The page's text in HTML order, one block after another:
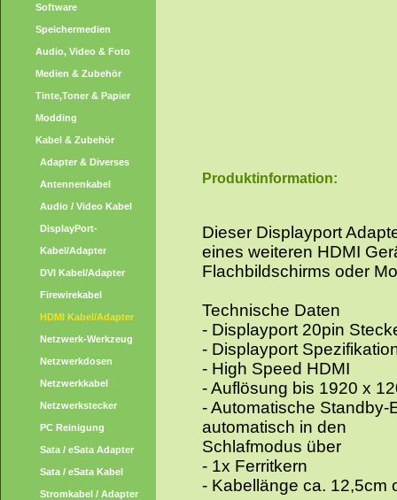
Software
Speichermedien
Audio, Video & Foto
Medien & Zubehör
Tinte,Toner & Papier
Modding
Kabel & Zubehör
Adapter & Diverses
Antennenkabel
Audio / Video Kabel
DisplayPort-
Kabel/Adapter
DVI Kabel/Adapter
Firewirekabel
HDMI Kabel/Adapter
Netzwerk-Werkzeug
Netzwerkdosen
Netzwerkkabel
Netzwerkstecker
PC Reinigung
Sata / eSata Adapter
Sata / eSata Kabel
Stromkabel / Adapter
Produktinformation:
Dieser Displayport
eines weiteren HDMI
Flachbildschirms oder
Technische Daten
- Displayport 20pin
- Displayport
- High Speed HDMI
- Auflösung bis 1920 x
- Automatische
automatisch in den
Schlafmodus über
- 1x Ferritkern
- Kabellänge ca. 12,5cm